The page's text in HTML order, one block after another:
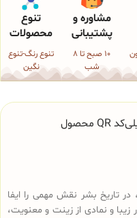
مشاوره و
پشتیبانی
10 صبح تا 8
شب
تنوع
محصولات
تنوع رنگ-تنوع
نگین
کد QR محصول
در تاریخ بشر نقش مهمی را ایفا
زیبا و نمادی از زینت و معنویت،